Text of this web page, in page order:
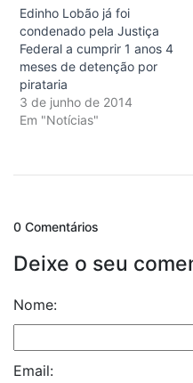
Edinho Lobão já foi
condenado pela Justiça
Federal a cumprir 1 anos 4
meses de detenção por
pirataria
3 de junho de 2014
Em "Notícias"
0 Comentários
Deixe o seu
Nome:
Email: